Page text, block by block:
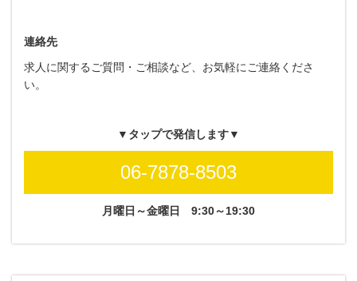
連絡先
求人に関するご質問・ご相談など、お気軽にご連絡くださ
い。
▼タップで発信します▼
06-7878-8503
月曜日～金曜日 9:30～19:30